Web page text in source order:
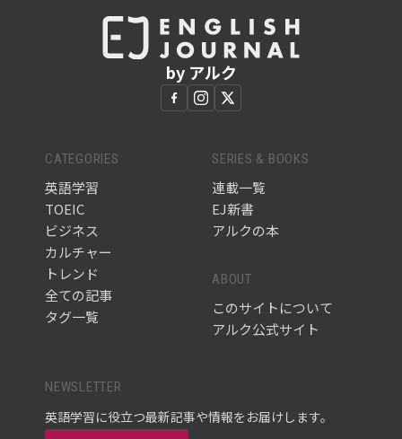
by アルク
CATEGORIES
英語学習
TOEIC
ビジネス
カルチャー
トレンド
全ての記事
タグ一覧
SERIES & BOOKS
連載一覧
EJ新書
アルクの本
ABOUT
このサイトについて
アルク公式サイト
NEWSLETTER
英語学習に役立つ最新記事や情報をお届けします。